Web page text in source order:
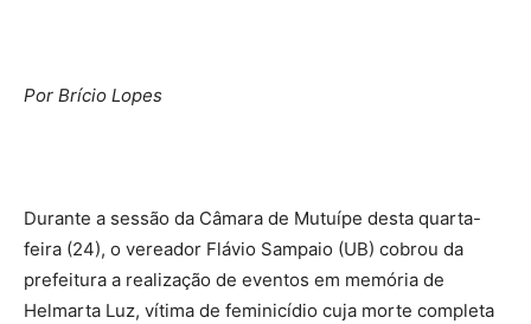
Por Brício Lopes
Durante a sessão da Câmara de Mutuípe desta quarta-
feira (24), o vereador Flávio Sampaio (UB) cobrou da
prefeitura a realização de eventos em memória de
Helmarta Luz, vítima de feminicídio cuja morte completa